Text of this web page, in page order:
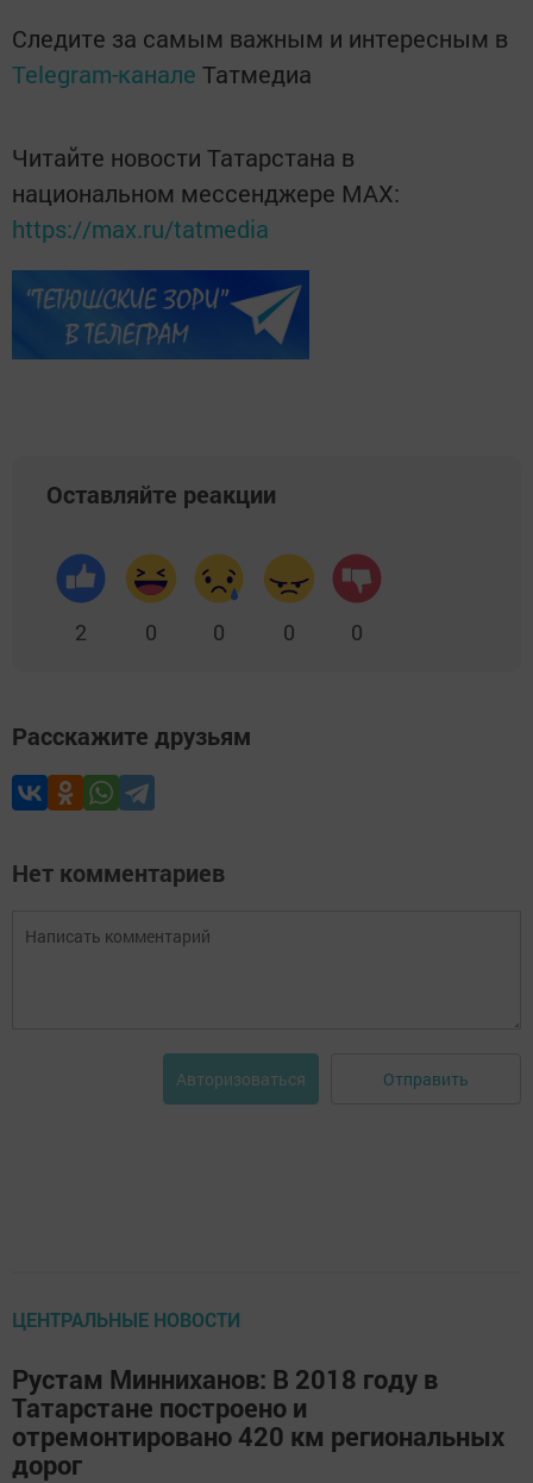
Следите за самым важным и интересным в
Telegram-канале Татмедиа
Читайте новости Татарстана в
национальном мессенджере MАХ:
https://max.ru/tatmedia
Оставляйте реакции
2 0 0 0 0
Расскажите друзьям
Нет комментариев
Авторизоваться Отправить
ЦЕНТРАЛЬНЫЕ НОВОСТИ
Рустам Минниханов: В 2018 году в
Татарстане построено и
отремонтировано 420 км региональных
дорог